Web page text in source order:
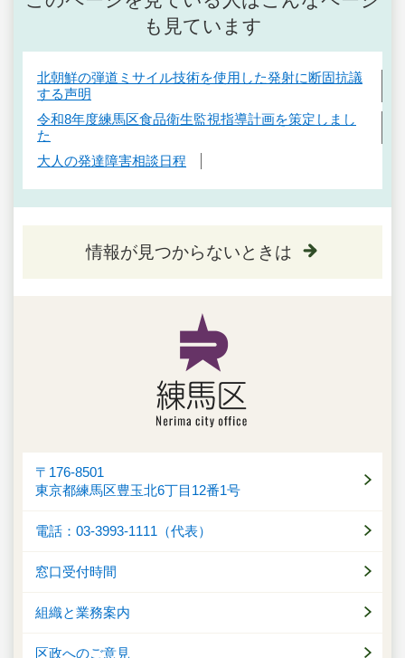
も見ています
北朝鮮の弾道ミサイル技術を使用した発射に断固抗議
する声明
令和8年度練馬区食品衛生監視指導計画を策定しまし
た
大人の発達障害相談日程
情報が見つからないときは
〒176-8501
東京都練馬区豊玉北6丁目12番1号
電話：03-3993-1111（代表）
窓口受付時間
組織と業務案内
区政へのご意見